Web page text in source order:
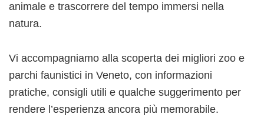
animale e trascorrere del tempo immersi nella
natura.
Vi accompagniamo alla scoperta dei migliori zoo e
parchi faunistici in Veneto, con informazioni
pratiche, consigli utili e qualche suggerimento per
rendere l’esperienza ancora più memorabile.